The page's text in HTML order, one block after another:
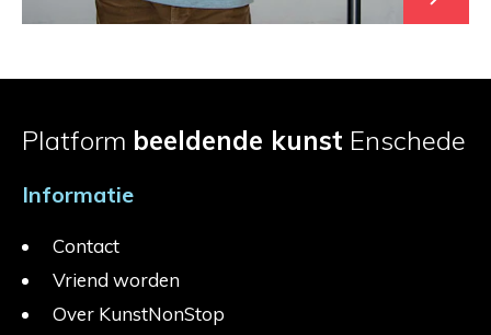
Platform beeldende kunst Enschede
Informatie
Contact
Vriend worden
Over KunstNonStop